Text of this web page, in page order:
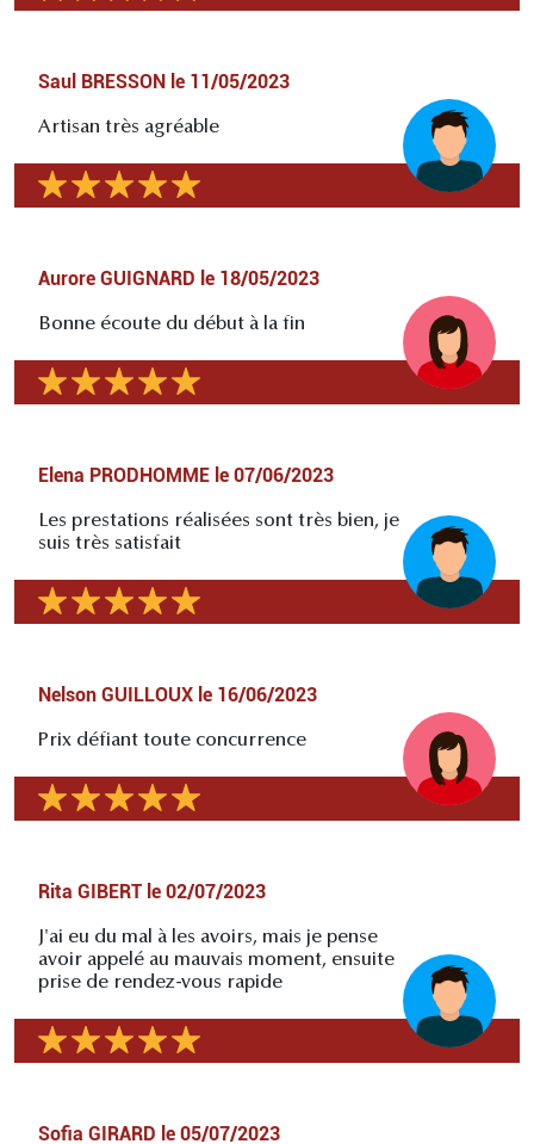
Saul BRESSON le 11/05/2023
Artisan très agréable
Aurore GUIGNARD le 18/05/2023
Bonne écoute du début à la fin
Elena PRODHOMME le 07/06/2023
Les prestations réalisées sont très bien, je
suis très satisfait
Nelson GUILLOUX le 16/06/2023
Prix défiant toute concurrence
Rita GIBERT le 02/07/2023
J'ai eu du mal à les avoirs, mais je pense
avoir appelé au mauvais moment, ensuite
prise de rendez-vous rapide
Sofia GIRARD le 05/07/2023